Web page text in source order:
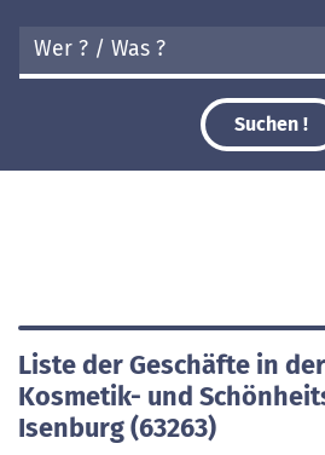
Suchen !
Liste der Geschäfte in
Kosmetik- und
Isenburg (63263)